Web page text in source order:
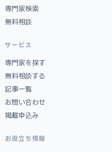
専門家検索
無料相談
サービス
専門家を探す
無料相談する
記事一覧
お問い合わせ
掲載申込み
お役立ち情報